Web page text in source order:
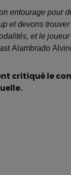
entourage pour
et devons
et le
Alambrado
critiqué le